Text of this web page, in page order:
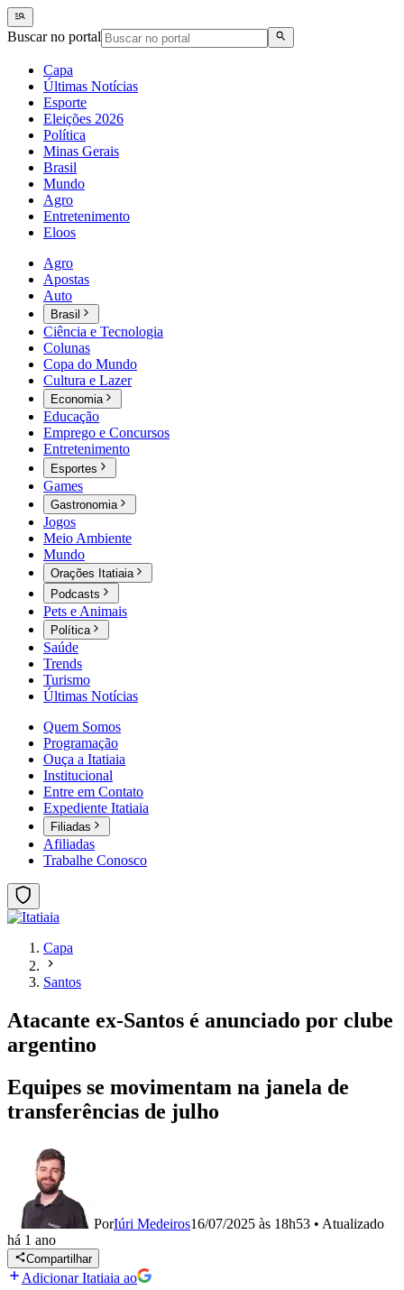
Buscar no portal
Capa
Últimas Notícias
Esporte
Eleições 2026
Política
Minas Gerais
Brasil
Mundo
Agro
Entretenimento
Eloos
Agro
Apostas
Auto
Brasil
Ciência e Tecnologia
Colunas
Copa do Mundo
Cultura e Lazer
Economia
Educação
Emprego e Concursos
Entretenimento
Esportes
Games
Gastronomia
Jogos
Meio Ambiente
Mundo
Orações Itatiaia
Podcasts
Pets e Animais
Política
Saúde
Trends
Turismo
Últimas Notícias
Quem Somos
Programação
Ouça a Itatiaia
Institucional
Entre em Contato
Expediente Itatiaia
Filiadas
Afiliadas
Trabalhe Conosco
Capa
Santos
Atacante ex-Santos é anunciado por clube
argentino
Equipes se movimentam na janela de
transferências de julho
PorIúri Medeiros16/07/2025 às 18h53 • Atualizado
há 1 ano
Compartilhar
Adicionar Itatiaia ao